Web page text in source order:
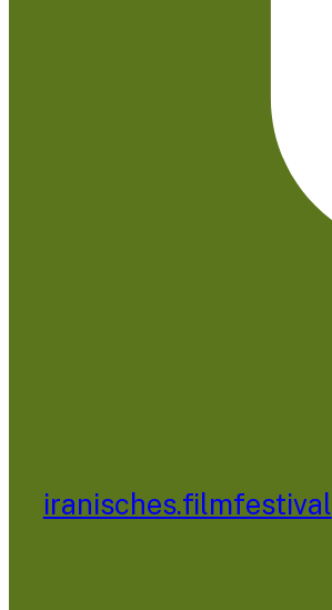
iranisches.filmfestival